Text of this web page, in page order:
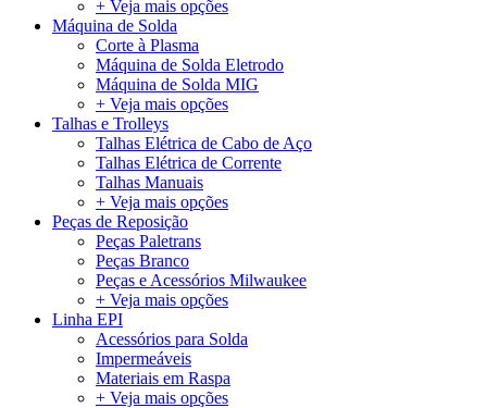
+ Veja mais opções
Máquina de Solda
Corte à Plasma
Máquina de Solda Eletrodo
Máquina de Solda MIG
+ Veja mais opções
Talhas e Trolleys
Talhas Elétrica de Cabo de Aço
Talhas Elétrica de Corrente
Talhas Manuais
+ Veja mais opções
Peças de Reposição
Peças Paletrans
Peças Branco
Peças e Acessórios Milwaukee
+ Veja mais opções
Linha EPI
Acessórios para Solda
Impermeáveis
Materiais em Raspa
+ Veja mais opções